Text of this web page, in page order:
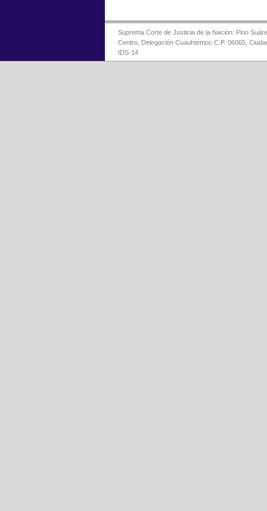
Suprema Corte de Justicia de la Nación: Pino
Centro, Delegación Cuauhtémoc C.P. 06065,
IDS-14